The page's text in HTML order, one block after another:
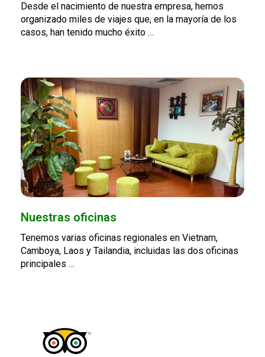
Desde el nacimiento de nuestra empresa, hemos
organizado miles de viajes que, en la mayoría de los
casos, han tenido mucho éxito …
Nuestras oficinas
Tenemos varias oficinas regionales en Vietnam,
Camboya, Laos y Tailandia, incluidas las dos oficinas
principales …